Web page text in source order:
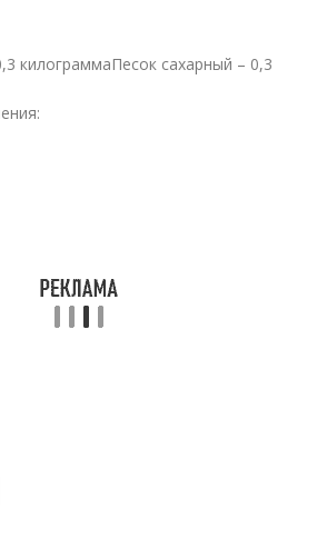
килограммаПесок сахарный – 0,3